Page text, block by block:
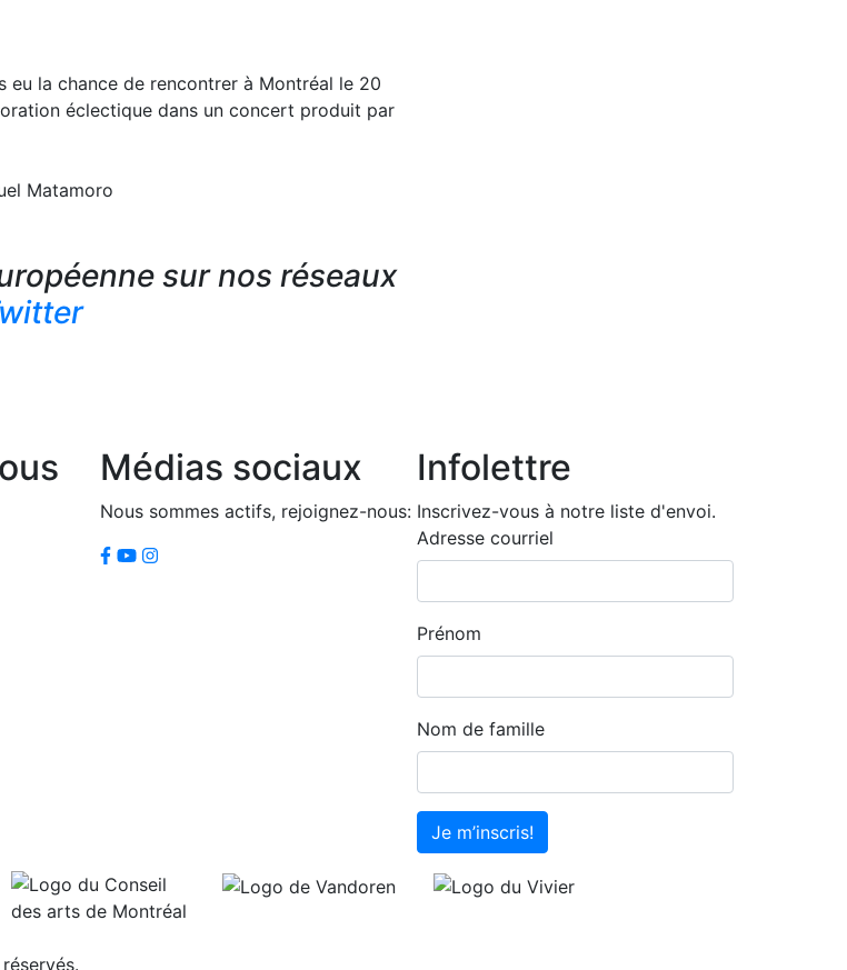
eu la chance de rencontrer à Montréal le 20
éclectique dans un concert produit par
Matamoro
sur nos réseaux
Médias sociaux
Nous sommes actifs, rejoignez-nous:
Infolettre
Inscrivez-vous à notre liste d'envoi.
Adresse courriel
Prénom
Nom de famille
Je m’inscris!